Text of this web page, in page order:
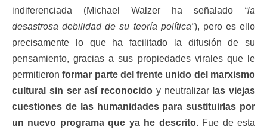
indiferenciada (Michael Walzer ha señalado “la
desastrosa debilidad de su teoría política”), pero es ello
precisamente lo que ha facilitado la difusión de su
pensamiento, gracias a sus propiedades virales que le
permitieronformar parte del frente unido del marxismo
cultural sin ser así reconocido y neutralizar las viejas
cuestiones de las humanidades para sustituirlas por
un nuevo programa que ya he descrito. Fue de esta